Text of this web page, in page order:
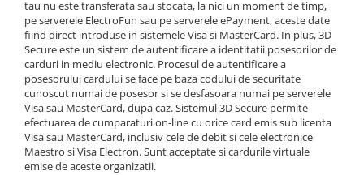
Pompe injectie
Duze injector
Vaporizatoare
Solenoid
Carburator
Alte piese alimentare
Caroserie
Cilindri directie
Casete directie
Fuzete
Bielete
Capete de bara
Pivoti directie
Alte piese sistem directie
tau nu este transferata sau stocata, la nici un moment de timp,
pe serverele ElectroFun sau pe serverele ePayment, aceste date
fiind direct introduse in sistemele Visa si MasterCard. In plus, 3D
Secure este un sistem de autentificare a identitatii posesorilor de
carduri in mediu electronic. Procesul de autentificare a
posesorului cardului se face pe baza codului de securitate
cunoscut numai de posesor si se desfasoara numai pe serverele
Visa sau MasterCard, dupa caz. Sistemul 3D Secure permite
efectuarea de cumparaturi on-line cu orice card emis sub licenta
Visa sau MasterCard, inclusiv cele de debit si cele electronice
Maestro si Visa Electron. Sunt acceptate si cardurile virtuale
emise de aceste organizatii.